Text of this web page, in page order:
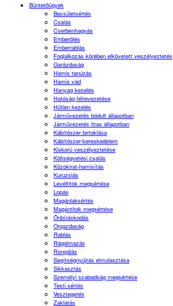
Büntetőügyek
Becsületsértés
Csalás
Cserbenhagyás
Emberölés
Emberrablás
Foglalkozás körében elkövetett veszélyeztetés
Garázdaság
Hamis tanúzás
Hamis vád
Hanyag kezelés
Hatóság félrevezetése
Hűtlen kezelés
Járművezetés bódult állapotban
Járművezetés ittas állapotban
Kábítószer birtoklása
Kábítószer-kereskedelem
Kiskorú veszélyeztetése
Költségvetési csalás
Közokirat-hamisítás
Kuruzslás
Levéltitok megsértése
Lopás
Magánlaksértés
Magántitok megsértése
Önbíráskodás
Orgazdaság
Rablás
Rágalmazás
Rongálás
Segítségnyújtás elmulasztása
Sikkasztás
Személyi szabadság megsértése
Testi sértés
Vesztegetés
Zaklatás